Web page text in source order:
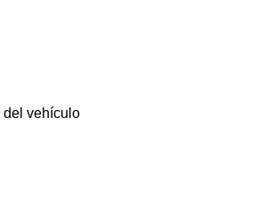
del vehículo